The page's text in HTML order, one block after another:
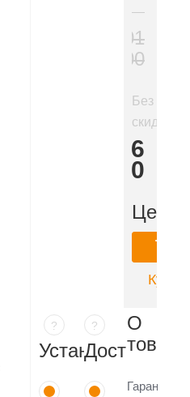
301
300
Без
скидки
286
200
Цена:
?
Установка
?
Доставка
О
товаре
Гарантия